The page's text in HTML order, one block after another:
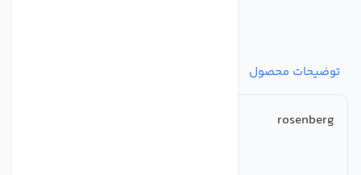
توضیحات محصول
rosenberg